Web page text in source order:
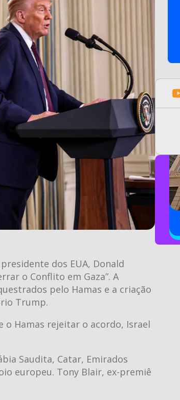
dos EUA, Donald
o Conflito em Gaza”. A
pelo Hamas e a criação
Trump.
o Hamas rejeitar o acordo, Israel
Saudita, Catar, Emirados
europeu. Tony Blair, ex-premiê